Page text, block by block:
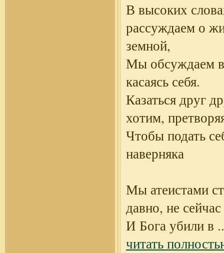
В высоких
рассуждаем о
земной,
Мы обсуждаем
касаясь себя.
Казаться друг
хотим,
Чтобы подать
наверняка
Мы атеистами
давно, не сейчас
И Бога убили в
читать